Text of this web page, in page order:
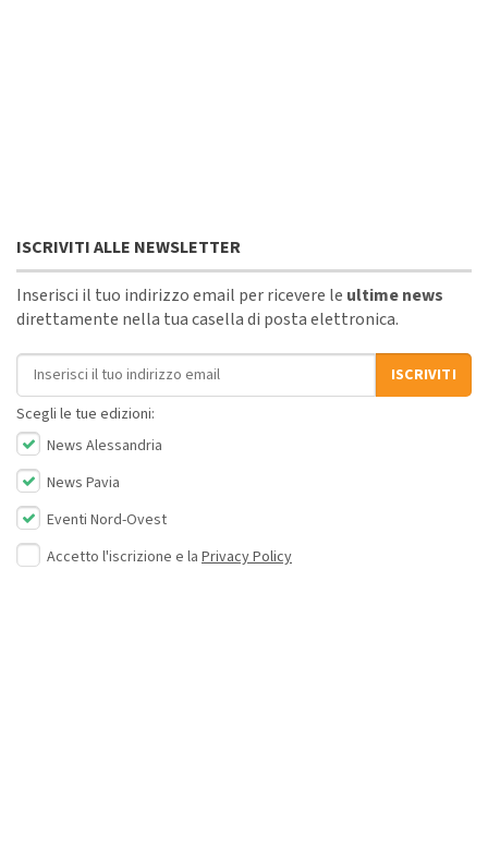
ISCRIVITI ALLE NEWSLETTER
Inserisci il tuo indirizzo email per ricevere le ultime news
direttamente nella tua casella di posta elettronica.
Indirizzo email
ISCRIVITI
Scegli le tue edizioni:
News Alessandria
News Pavia
Eventi Nord-Ovest
Accetto l'iscrizione e la Privacy Policy